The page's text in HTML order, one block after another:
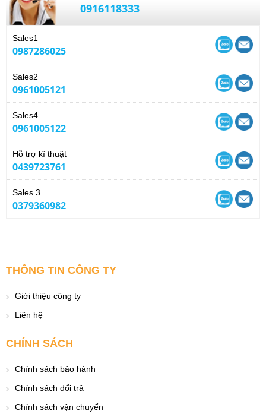
0916118333
Sales1
0987286025
Sales2
0961005121
Sales4
0961005122
Hỗ trợ kĩ thuật
0439723761
Sales 3
0379360982
THÔNG TIN CÔNG TY
Giới thiệu công ty
Liên hệ
CHÍNH SÁCH
Chính sách bảo hành
Chính sách đổi trả
Chính sách vận chuyển